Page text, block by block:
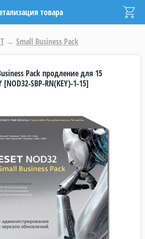
товара
→ Small Business Pack
Pack продление для 15
SBP-RN(KEY)-1-15]